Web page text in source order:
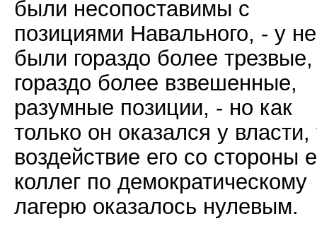
были несопоставимы с
позициями Навального, - у
были гораздо более трезвые,
гораздо более взвешенные,
разумные позиции, - но как
только он оказался у власти,
воздействие его со стороны
коллег по демократическому
лагерю оказалось нулевым.